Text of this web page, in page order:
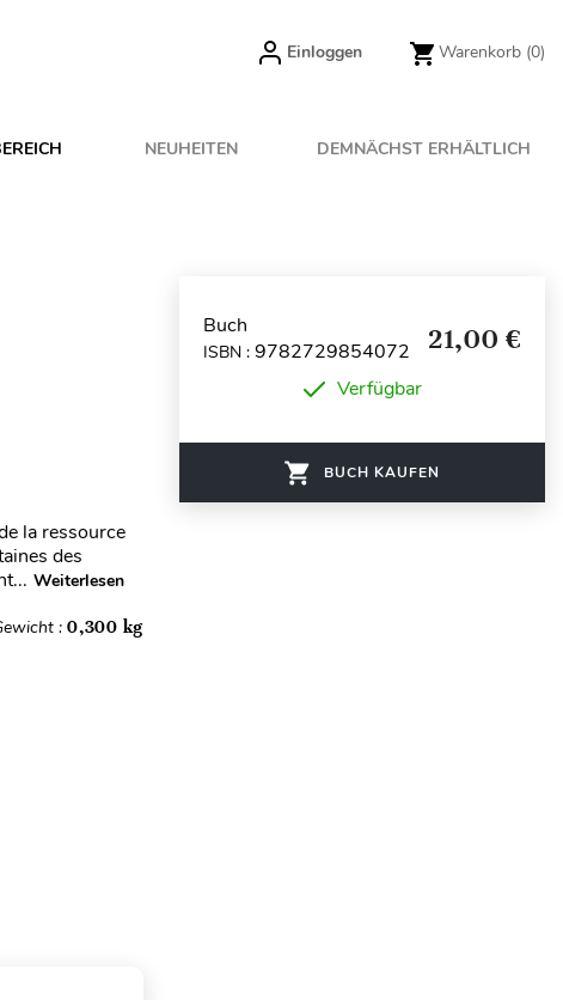
Einloggen Warenkorb (0)
NEUHEITEN DEMNÄCHST ERHÄLTLICH
la ressource
des
Weiterlesen
:0,300 kg
Buch
ISBN : 9782729854072 21,00 €
Verfügbar
BUCH KAUFEN